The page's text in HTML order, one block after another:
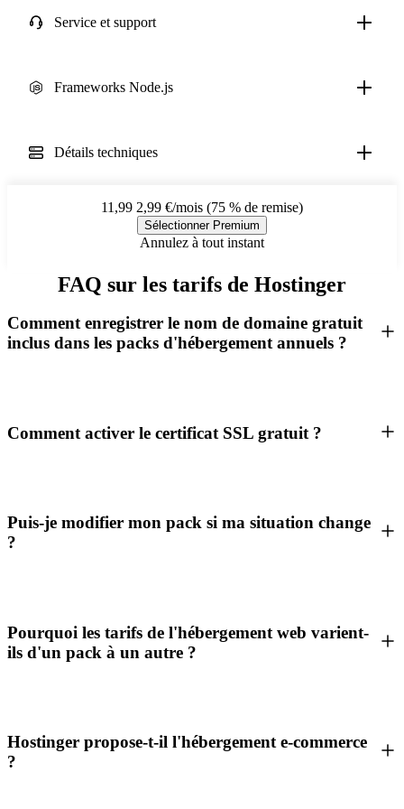
Service et support
Frameworks Node.js
Détails techniques
11,99 2,99 €/mois (75 % de remise)
Sélectionner Premium
Annulez à tout instant
FAQ sur les tarifs de Hostinger
Comment enregistrer le nom de domaine gratuit
inclus dans les packs d'hébergement annuels ?
Comment activer le certificat SSL gratuit ?
Puis-je modifier mon pack si ma situation change
?
Pourquoi les tarifs de l'hébergement web varient-
ils d'un pack à un autre ?
Hostinger propose-t-il l'hébergement e-commerce
?